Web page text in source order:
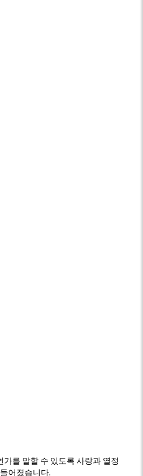
를 말할 수 있도록 사랑과 열정
어졌습니다.